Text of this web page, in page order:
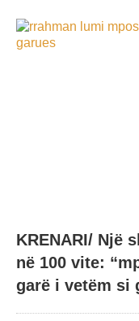
KRENARI/ Një
në 100 vite:
garë i vetëm si